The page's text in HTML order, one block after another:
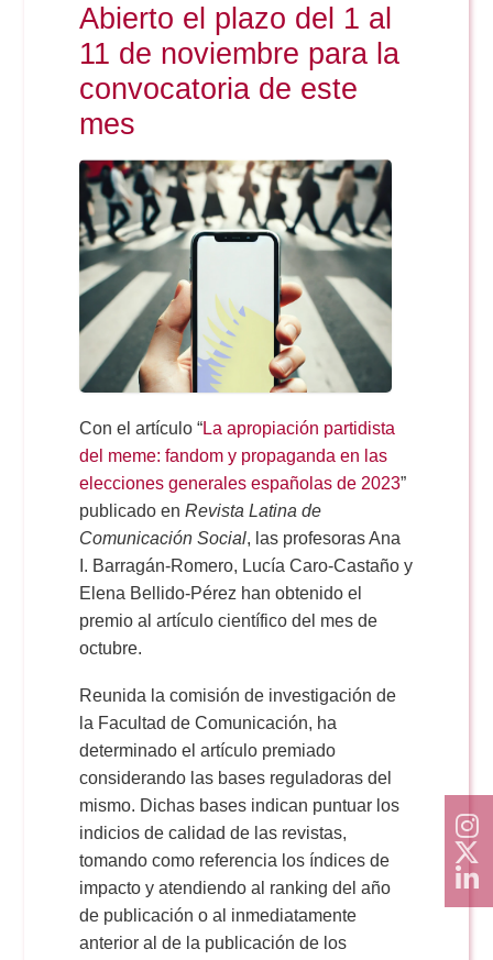
Abierto el plazo del 1 al
11 de noviembre para la
convocatoria de este
mes
Con el artículo “La apropiación partidista
del meme: fandom y propaganda en las
elecciones generales españolas de 2023”
publicado enRevista Latina de
Comunicación Social, las profesoras Ana
I. Barragán-Romero, Lucía Caro-Castaño y
Elena Bellido-Pérez han obtenido el
premio al artículo científico del mes de
octubre.
Reunida la comisión de investigación de
la Facultad de Comunicación, ha
determinado el artículo premiado
considerando las bases reguladoras del
mismo. Dichas bases indican puntuar los
indicios de calidad de las revistas,
tomando como referencia los índices de
impacto y atendiendo al ranking del año
de publicación o al inmediatamente
anterior al de la publicación de los